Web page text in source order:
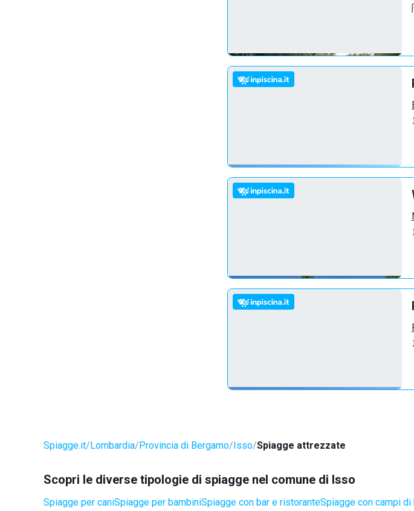
Spiagge.it Lombardia Provincia di Bergamo Isso Spiagge attrezzate
Scopri le diverse tipologie di spiagge nel comune di Isso
Spiagge per caniSpiagge per bambiniSpiagge con bar e ristoranteSpiagge con campi